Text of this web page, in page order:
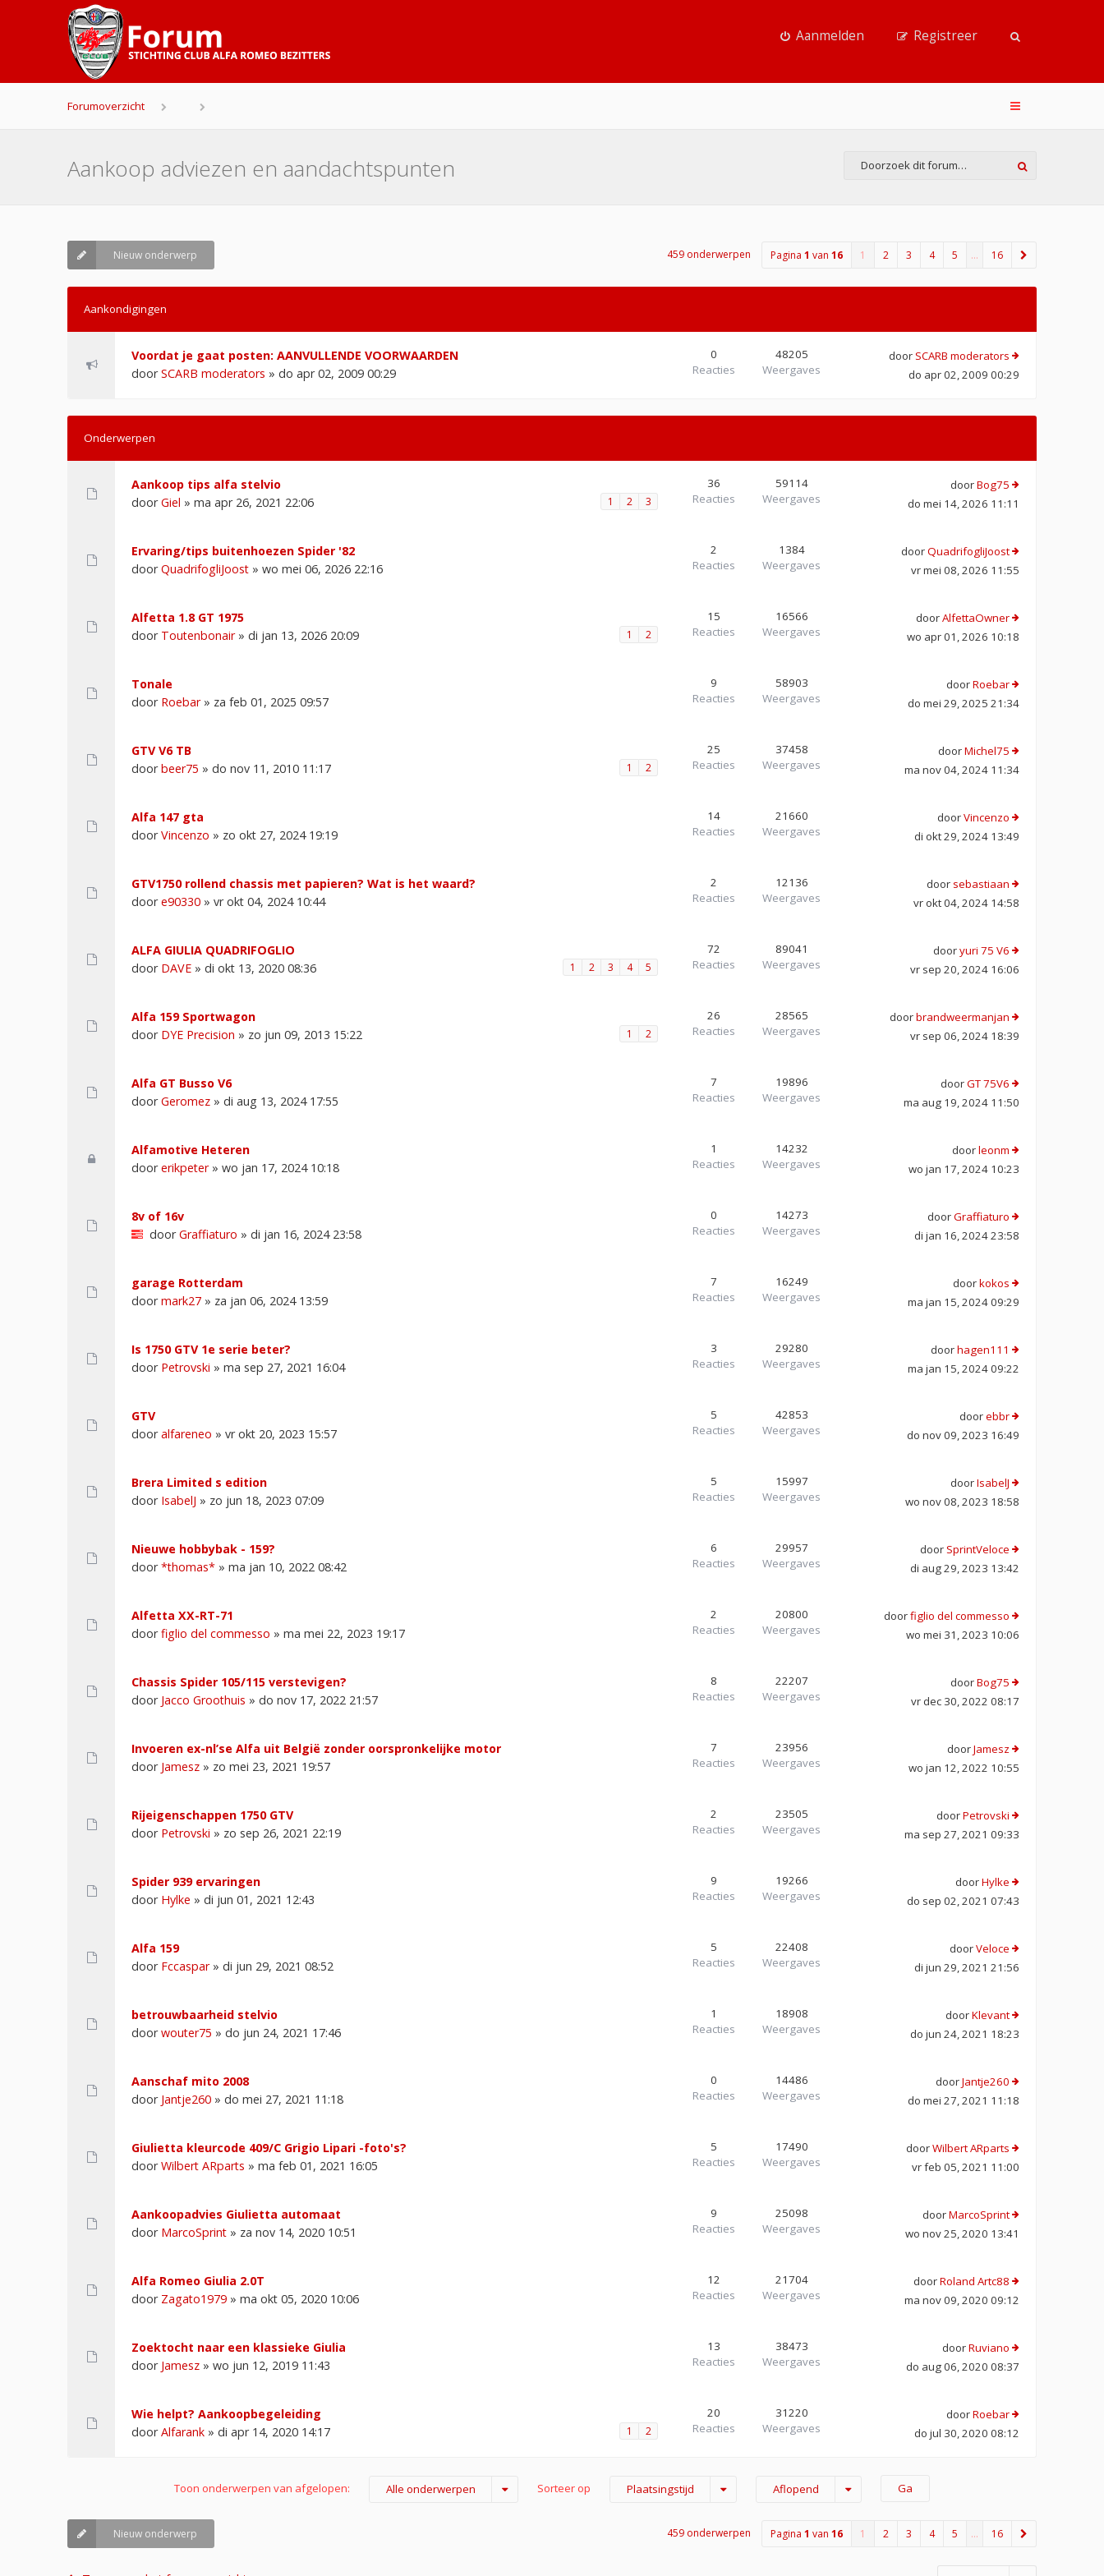
Aanmelden Registreer
Forumoverzicht
Aankoop adviezen en aandachtspunten
Nieuw onderwerp 459 onderwerpen Pagina 1 van 16 1 2 3 4 5 … 16
Aankondigingen
Voordat je gaat posten: AANVULLENDE VOORWAARDEN
doorSCARB moderators » do apr 02, 2009 00:29
0
Reacties
48205
Weergaves
door SCARB moderators
do apr 02, 2009 00:29
Onderwerpen
Aankoop tips alfa stelvio
doorGiel » ma apr 26, 2021 22:06 1 2 3
36
Reacties
59114
Weergaves
doorBog75
do mei 14, 2026 11:11
Ervaring/tips buitenhoezen Spider '82
doorQuadrifogliJoost » wo mei 06, 2026 22:16
2
Reacties
1384
Weergaves
doorQuadrifogliJoost
vr mei 08, 2026 11:55
Alfetta 1.8 GT 1975
door Toutenbonair» di jan 13, 2026 20:09 1 2
15
Reacties
16566
Weergaves
doorAlfettaOwner
wo apr 01, 2026 10:18
Tonale
door Roebar» za feb 01, 2025 09:57
9
Reacties
58903
Weergaves
doorRoebar
do mei 29, 2025 21:34
GTV V6 TB
doorbeer75 » do nov 11, 2010 11:17 1 2
25
Reacties
37458
Weergaves
doorMichel75
ma nov 04, 2024 11:34
Alfa 147 gta
doorVincenzo » zo okt 27, 2024 19:19
14
Reacties
21660
Weergaves
doorVincenzo
di okt 29, 2024 13:49
GTV1750 rollend chassis met papieren? Wat is het waard?
doore90330 » vr okt 04, 2024 10:44
2
Reacties
12136
Weergaves
door sebastiaan
vr okt 04, 2024 14:58
ALFA GIULIA QUADRIFOGLIO
door DAVE » di okt 13, 2020 08:36 1 2 3 4 5
72
Reacties
89041
Weergaves
dooryuri 75 V6
vr sep 20, 2024 16:06
Alfa 159 Sportwagon
door DYE Precision » zo jun 09, 2013 15:22 1 2
26
Reacties
28565
Weergaves
doorbrandweermanjan
vr sep 06, 2024 18:39
Alfa GT Busso V6
doorGeromez » di aug 13, 2024 17:55
7
Reacties
19896
Weergaves
doorGT 75V6
ma aug 19, 2024 11:50
Alfamotive Heteren
doorerikpeter» wo jan 17, 2024 10:18
1
Reacties
14232
Weergaves
doorleonm
wo jan 17, 2024 10:23
8v of 16v
doorGraffiaturo » di jan 16, 2024 23:58
0
Reacties
14273
Weergaves
doorGraffiaturo
di jan 16, 2024 23:58
garage Rotterdam
doormark27 » za jan 06, 2024 13:59
7
Reacties
16249
Weergaves
doorkokos
ma jan 15, 2024 09:29
Is 1750 GTV 1e serie beter?
door Petrovski » ma sep 27, 2021 16:04
3
Reacties
29280
Weergaves
doorhagen111
ma jan 15, 2024 09:22
GTV
dooralfareneo » vr okt 20, 2023 15:57
5
Reacties
42853
Weergaves
doorebbr
do nov 09, 2023 16:49
Brera Limited s edition
door IsabelJ » zo jun 18, 2023 07:09
5
Reacties
15997
Weergaves
doorIsabelJ
wo nov 08, 2023 18:58
Nieuwe hobbybak - 159?
door*thomas* » ma jan 10, 2022 08:42
6
Reacties
29957
Weergaves
door SprintVeloce
di aug 29, 2023 13:42
Alfetta XX-RT-71
doorfiglio del commesso » ma mei 22, 2023 19:17
2
Reacties
20800
Weergaves
doorfiglio del commesso
wo mei 31, 2023 10:06
Chassis Spider 105/115 verstevigen?
door Jacco Groothuis » do nov 17, 2022 21:57
8
Reacties
22207
Weergaves
doorBog75
vr dec 30, 2022 08:17
Invoeren ex-nl’se Alfa uit België zonder oorspronkelijke motor
door Jamesz » zo mei 23, 2021 19:57
7
Reacties
23956
Weergaves
doorJamesz
wo jan 12, 2022 10:55
Rijeigenschappen 1750 GTV
door Petrovski » zo sep 26, 2021 22:19
2
Reacties
23505
Weergaves
doorPetrovski
ma sep 27, 2021 09:33
Spider 939 ervaringen
door Hylke » di jun 01, 2021 12:43
9
Reacties
19266
Weergaves
doorHylke
do sep 02, 2021 07:43
Alfa 159
door Fccaspar» di jun 29, 2021 08:52
5
Reacties
22408
Weergaves
doorVeloce
di jun 29, 2021 21:56
betrouwbaarheid stelvio
doorwouter75 » do jun 24, 2021 17:46
1
Reacties
18908
Weergaves
doorKlevant
do jun 24, 2021 18:23
Aanschaf mito 2008
door Jantje260 » do mei 27, 2021 11:18
0
Reacties
14486
Weergaves
doorJantje260
do mei 27, 2021 11:18
Giulietta kleurcode 409/C Grigio Lipari -foto's?
doorWilbert ARparts » ma feb 01, 2021 16:05
5
Reacties
17490
Weergaves
doorWilbert ARparts
vr feb 05, 2021 11:00
Aankoopadvies Giulietta automaat
door MarcoSprint » za nov 14, 2020 10:51
9
Reacties
25098
Weergaves
doorMarcoSprint
wo nov 25, 2020 13:41
Alfa Romeo Giulia 2.0T
door Zagato1979 » ma okt 05, 2020 10:06
12
Reacties
21704
Weergaves
doorRoland Artc88
ma nov 09, 2020 09:12
Zoektocht naar een klassieke Giulia
door Jamesz » wo jun 12, 2019 11:43
13
Reacties
38473
Weergaves
doorRuviano
do aug 06, 2020 08:37
Wie helpt? Aankoopbegeleiding
doorAlfarank » di apr 14, 2020 14:17 1 2
20
Reacties
31220
Weergaves
doorRoebar
do jul 30, 2020 08:12
Toon onderwerpen van afgelopen: Alle onderwerpen Sorteer op Plaatsingstijd Aflopend
Nieuw onderwerp 459 onderwerpen Pagina 1 van 16 1 2 3 4 5 … 16